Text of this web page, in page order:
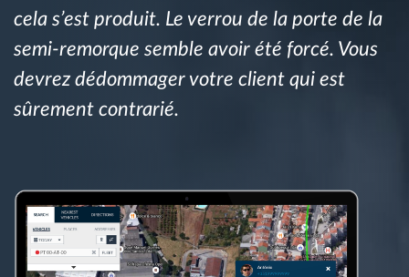
Identification automatique du conducteur
Découvrez toutes les caractéristiques
Calculatrice d’économies
cela s’est produit. Le verrou de la porte de la
semi-remorque semble avoir été forcé. Vous
devrez dédommager votre client qui est
sûrement contrarié.